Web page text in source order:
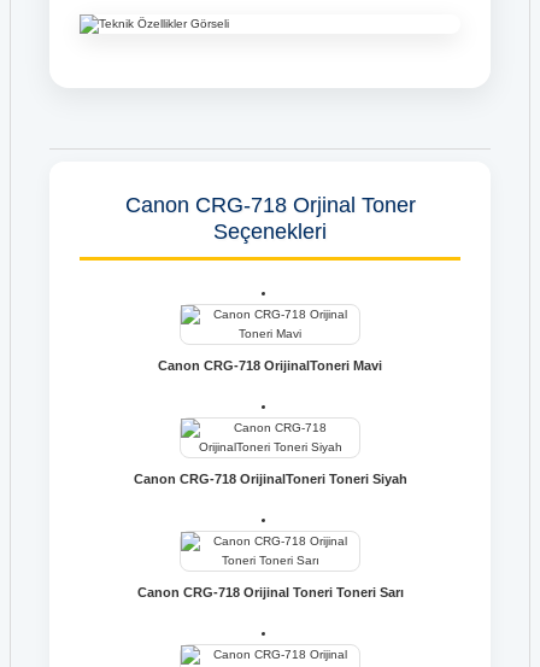
Canon CRG-718 Orjinal Toner
Seçenekleri
Canon CRG-718 OrijinalToneri Mavi
Canon CRG-718 OrijinalToneri Toneri Siyah
Canon CRG-718 Orijinal Toneri Toneri Sarı